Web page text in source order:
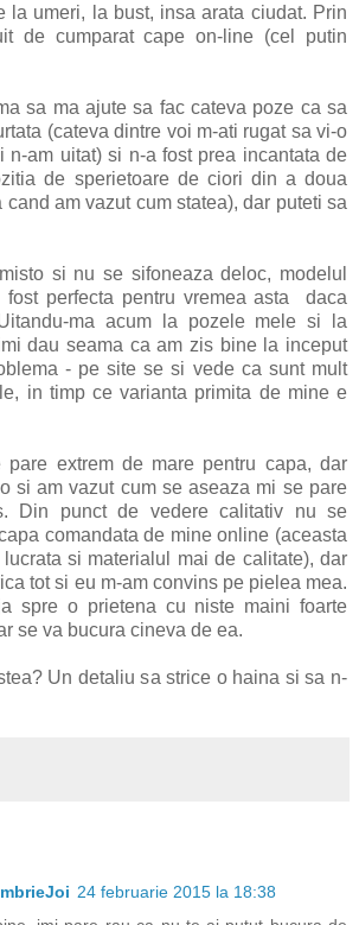
la umeri, la bust, insa arata ciudat. Prin
de cumparat cape on-line (cel putin
sa ma ajute sa fac cateva poze ca sa
(cateva dintre voi m-ati rugat sa vi-o
n-am uitat) si n-a fost prea incantata de
de sperietoare de ciori din a doua
cand am vazut cum statea), dar puteti sa
si nu se sifoneaza deloc, modelul
perfecta pentru vremea asta daca
ma acum la pozele mele si la
dau seama ca am zis bine la inceput
- pe site se si vede ca sunt mult
in timp ce varianta primita de mine e
extrem de mare pentru capa, dar
si am vazut cum se aseaza mi se pare
Din punct de vedere calitativ nu se
comandata de mine online (aceasta
si materialul mai de calitate), dar
tot si eu m-am convins pe pielea mea.
spre o prietena cu niste maini foarte
se va bucura cineva de ea.
Un detaliu sa strice o haina si sa n-
24 februarie 2015 la 18:38